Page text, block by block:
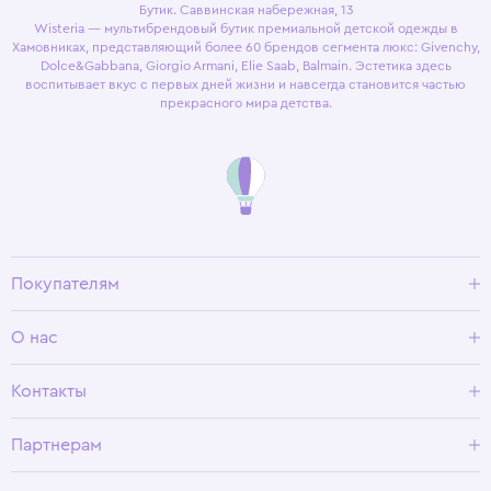
Бутик. Саввинская набережная, 13
Wisteria — мультибрендовый бутик премиальной детской одежды в
Хамовниках, представляющий более 60 брендов сегмента люкс: Givenchy,
Dolce&Gabbana, Giorgio Armani, Elie Saab, Balmain. Эстетика здесь
воспитывает вкус с первых дней жизни и навсегда становится частью
прекрасного мира детства.
Покупателям
Условия возврата
О нас
Программа лояльности
Контакты
Партнерам